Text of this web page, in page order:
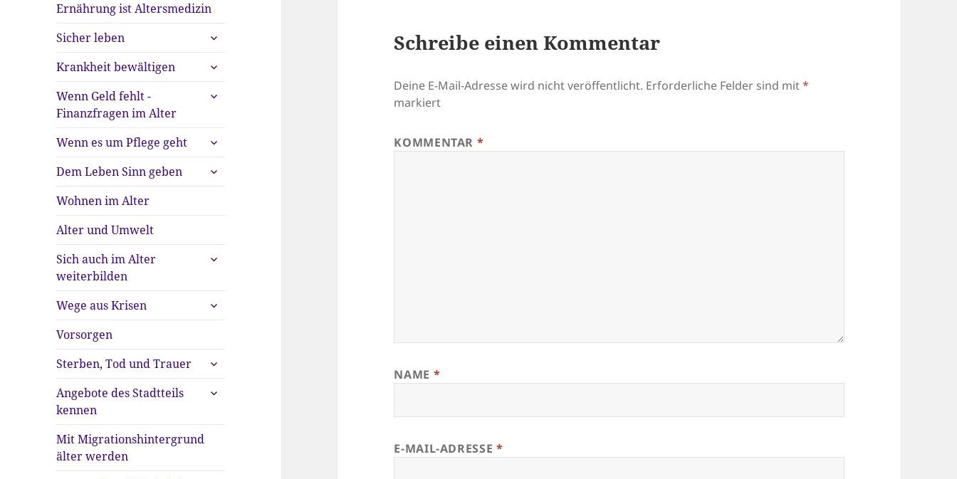
Ernährung ist Altersmedizin
Sicher leben
untermenü
anzeigen
Krankheit bewältigen
untermenü
anzeigen
Wenn Geld fehlt -
Finanzfragen im Alter
untermenü
Wenn es um Pflege geht
untermenü
anzeigen
Dem Leben Sinn geben
untermenü
anzeigen
Wohnen im Alter
Alter und Umwelt
Sich auch im Alter
weiterbilden
untermenü
Wege aus Krisen
untermenü
anzeigen
Vorsorgen
Sterben, Tod und Trauer
untermenü
anzeigen
Angebote des Stadtteils
kennen
untermenü
Mit Migrationshintergrund
älter werden
Schreibe einen Kommentar
Deine E-Mail-Adresse wird nicht veröffentlicht. Erforderliche Felder sind mit*
markiert
KOMMENTAR *
NAME *
E-MAIL-ADRESSE *